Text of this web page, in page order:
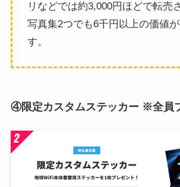
リなどでは約3,000円ほどで転売
写真集2つでも6千円以上の価値
す。
④限定カスタムステッカー ※全員